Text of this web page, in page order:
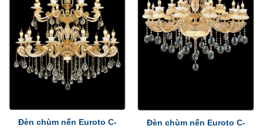
Đèn chùm nến Euroto C-
Đèn chùm nến Euroto C-